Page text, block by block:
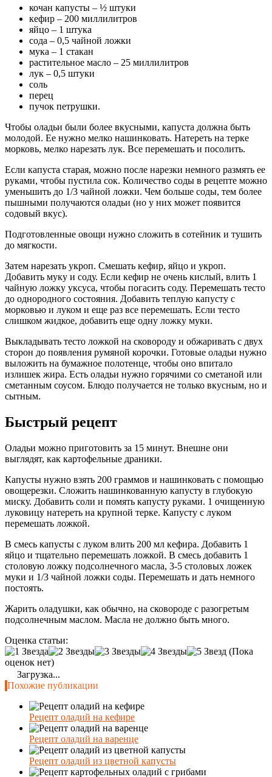
кочан капусты – ½ штуки
кефир – 200 миллилитров
яйцо – 1 штука
сода – 0,5 чайной ложки
мука – 1 стакан
растительное масло – 25 миллилитров
лук – 0,5 штуки
соль
перец
пучок петрушки.
Чтобы оладьи были более вкусными, капуста должна быть
молодой. Ее нужно мелко нашинковать. Натереть на терке
морковь, мелко нарезать лук. Все перемешать и посолить.
Если капуста старая, можно после нарезки немного размять ее
руками, чтобы пустила сок. Количество соды в рецепте можно
уменьшить до 1/3 чайной ложки. Чем больше соды, тем более
пышными получаются оладьи (но у них может появится
содовый вкус).
Подготовленные овощи нужно сложить в сотейник и тушить
до мягкости.
Затем нарезать укроп. Смешать кефир, яйцо и укроп.
Добавить муку и соду. Если кефир не очень кислый, влить 1
чайную ложку уксуса, чтобы погасить соду. Перемешать тесто
до однородного состояния. Добавить теплую капусту с
морковью и луком и еще раз все перемешать. Если тесто
слишком жидкое, добавить еще одну ложку муки.
Выкладывать тесто ложкой на сковороду и обжаривать с двух
сторон до появления румяной корочки. Готовые оладьи нужно
выложить на бумажное полотенце, чтобы оно впитало
излишек жира. Есть оладьи нужно горячими со сметаной или
сметанным соусом. Блюдо получается не только вкусным, но и
сытным.
Быстрый рецепт
Оладьи можно приготовить за 15 минут. Внешне они
выглядят, как картофельные драники.
Капусты нужно взять 200 граммов и нашинковать с помощью
овощерезки. Сложить нашинкованную капусту в глубокую
миску. Добавить соли и помять капусту руками. 1 очищенную
луковицу натереть на крупной терке. Капусту с луком
перемешать ложкой.
В смесь капусты с луком влить 200 мл кефира. Добавить 1
яйцо и тщательно перемешать ложкой. В смесь добавить 1
столовую ложку подсолнечного масла, 3-5 столовых ложек
муки и 1/3 чайной ложки соды. Перемешать и дать немного
постоять.
Жарить оладушки, как обычно, на сковороде с разогретым
подсолнечным маслом. Масла не должно быть много.
Оценка статьи:
(Пока
оценок нет)
Загрузка...
Похожие публикации
Рецепт оладий на кефире
Рецепт оладий на варенце
Рецепт оладий из цветной капусты